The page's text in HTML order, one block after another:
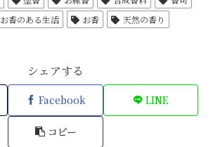
お香のある生活 お香
天然の香り
シェアする
Facebook LINE
コピー